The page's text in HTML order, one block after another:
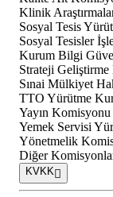
Klinik
Sosyal Tesis
Sosyal Tesisler
Kurum Bilgi
Strateji
Sınai Mülkiyet
TTO Yürütme
Yayın Komisyonu
Yemek Servisi
Yönetmelik
Diğer
KVKK